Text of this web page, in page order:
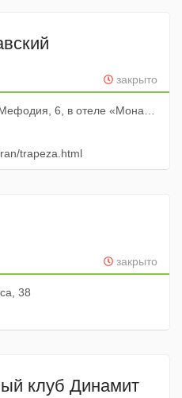
закрыто
6, в отеле «Монастырский»
trapeza.html
закрыто
38
клуб Динамит